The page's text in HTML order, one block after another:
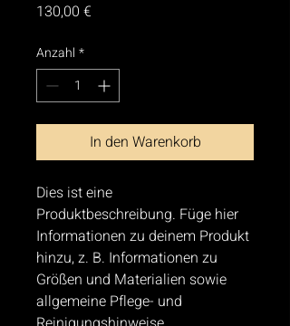
130,00 €
Anzahl *
In den Warenkorb
Dies ist eine
Produktbeschreibung. Füge hier
Informationen zu deinem Produkt
hinzu, z. B. Informationen zu
Größen und Materialien sowie
allgemeine Pflege- und